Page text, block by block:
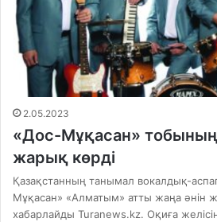
2.05.2023
«Дос-Мұқасан» тобының
жарық көрді
Қазақстанның танымал вокалдық-
Мұқасан» «Алматым» атты жаңа әнін
хабарлайды Turanews.kz. Оқиға